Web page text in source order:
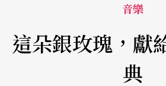
音樂
這朵銀玫瑰，獻
典